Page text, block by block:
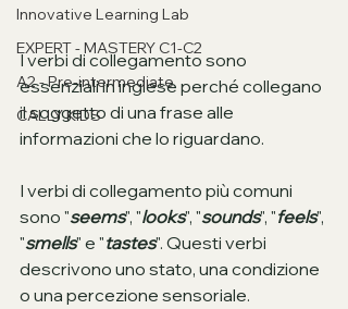
Innovative Learning Lab
EXPERT - MASTERY C1-C2
A2 - Pre-intermediate
CALLY KIDS
I verbi di collegamento sono
essenziali in inglese perché collegano
il soggetto di una frase alle
informazioni che lo riguardano.
I verbi di collegamento più comuni
sono "seems", "looks", "sounds", "feels",
"smells" e "tastes". Questi verbi
descrivono uno stato, una condizione
o una percezione sensoriale.